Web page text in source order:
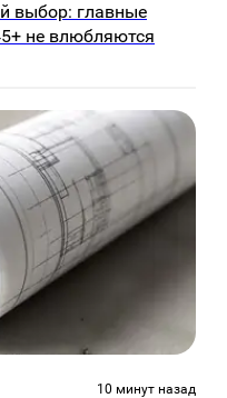
выбор: главные
не влюбляются
10 минут назад